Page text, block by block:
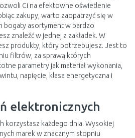
Ci na efektowne oświetlenie
zakupy, warto zaopatrzyć się w
bogaty asortyment w bardzo
znaleźć w jednej z zakładek. W
produkty, który potrzebujesz. Jest to
filtrów, za sprawą których
parametry jak materiał wykonania,
napięcie, klasa energetyczna i
elektronicznych
korzystasz każdego dnia. Wysokiej
marek w znacznym stopniu